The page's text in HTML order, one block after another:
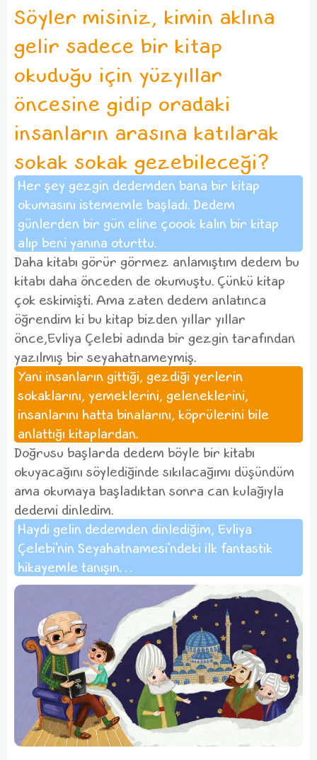
Söyler misiniz, kimin aklına
gelir sadece bir kitap
okuduğu için yüzyıllar
öncesine gidip oradaki
insanların arasına katılarak
sokak sokak gezebileceği?
Her şey gezgin dedemden bana bir kitap
okumasını istememle başladı. Dedem
günlerden bir gün eline çoook kalın bir kitap
alıp beni yanına oturttu.
Daha kitabı görür görmez anlamıştım dedem bu
kitabı daha önceden de okumuştu. Çünkü kitap
çok eskimişti. Ama zaten dedem anlatınca
öğrendim ki bu kitap bizden yıllar yıllar
önce,Evliya Çelebi adında bir gezgin tarafından
yazılmış bir seyahatnameymiş.
Yani insanların gittiği, gezdiği yerlerin
sokaklarını, yemeklerini, geleneklerini,
insanlarını hatta binalarını, köprülerini bile
anlattığı kitaplardan.
Doğrusu başlarda dedem böyle bir kitabı
okuyacağını söylediğinde sıkılacağımı düşündüm
ama okumaya başladıktan sonra can kulağıyla
dedemi dinledim.
Haydi gelin dedemden dinlediğim, Evliya
Çelebi'nin Seyahatnamesi'ndeki ilk fantastik
hikayemle tanışın…